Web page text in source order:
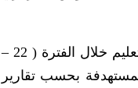
وأوضح مدير التطوير المدرسي بالوزارة عبدالمعين الشامي، أن الورشة التي ينظمها قطاع التعليم خلال الفترة ( 22 –
بحسب تقارير